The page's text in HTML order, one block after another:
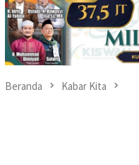
Beranda Kabar Kita